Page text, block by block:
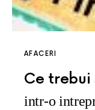
AFACERI
Ce trebui
intr-o